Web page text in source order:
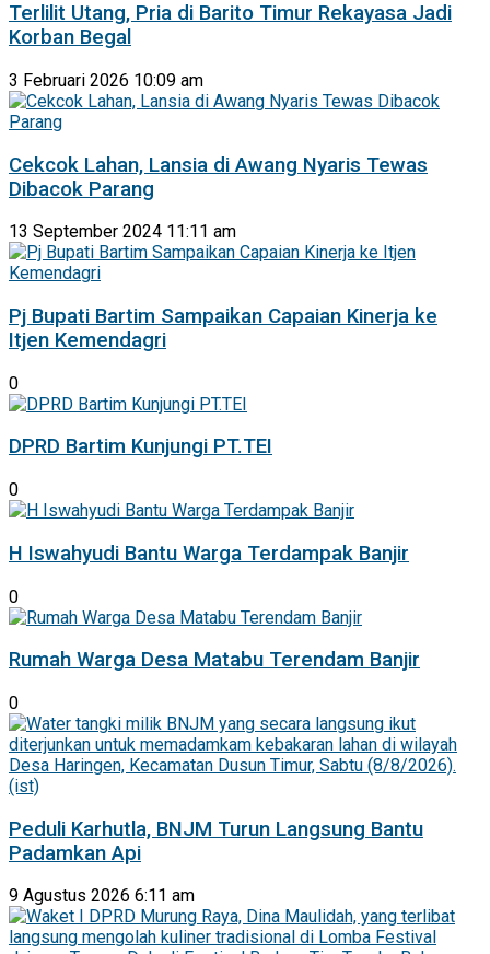
Terlilit Utang, Pria di Barito Timur Rekayasa Jadi
Korban Begal
3 Februari 2026 10:09 am
Cekcok Lahan, Lansia di Awang Nyaris Tewas
Dibacok Parang
13 September 2024 11:11 am
Pj Bupati Bartim Sampaikan Capaian Kinerja ke
Itjen Kemendagri
0
DPRD Bartim Kunjungi PT.TEI
0
H Iswahyudi Bantu Warga Terdampak Banjir
0
Rumah Warga Desa Matabu Terendam Banjir
0
Peduli Karhutla, BNJM Turun Langsung Bantu
Padamkan Api
9 Agustus 2026 6:11 am